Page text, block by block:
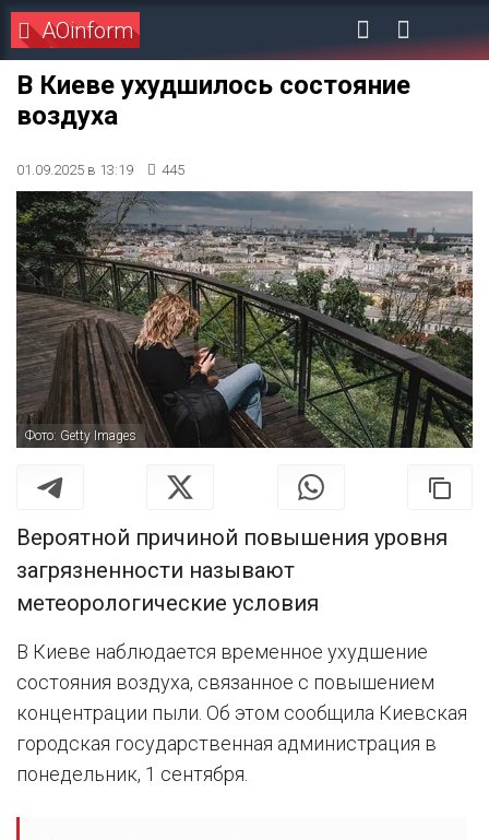
AOinform
В Киеве ухудшилось состояние
воздуха
01.09.2025 в 13:19 445
Фото: Getty Images
Вероятной причиной повышения уровня
загрязненности называют
метеорологические условия
В Киеве наблюдается временное ухудшение
состояния воздуха, связанное с повышением
концентрации пыли. Об этом сообщила Киевская
городская государственная администрация в
понедельник, 1 сентября.